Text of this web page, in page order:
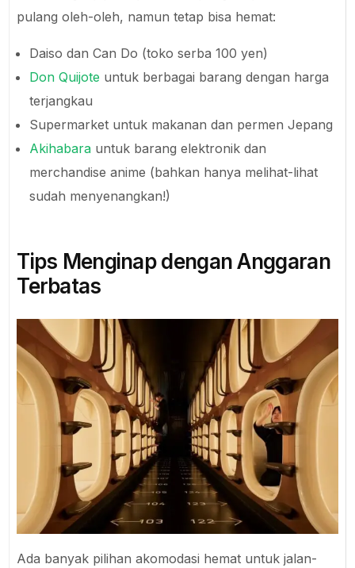
pulang oleh-oleh, namun tetap bisa hemat:
Daiso dan Can Do (toko serba 100 yen)
Don Quijote untuk berbagai barang dengan harga
terjangkau
Supermarket untuk makanan dan permen Jepang
Akihabara untuk barang elektronik dan
merchandise anime (bahkan hanya melihat-lihat
sudah menyenangkan!)
Tips Menginap dengan Anggaran
Terbatas
Ada banyak pilihan akomodasi hemat untuk jalan-